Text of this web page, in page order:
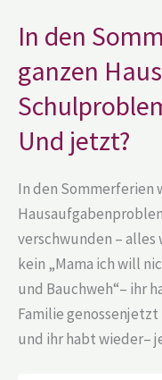
In den
ganzen
Und jetzt?
In den Sommerferien
verschwunden –
kein „Mama ich will
und Bauchweh“– ihr
Familie
und ihr habt wieder–
und
Schulprobleme
verschwunden?
Und
jetzt?